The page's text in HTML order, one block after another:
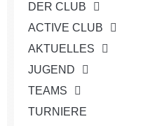
DER CLUB
ACTIVE CLUB
AKTUELLES
JUGEND
TEAMS
TURNIERE